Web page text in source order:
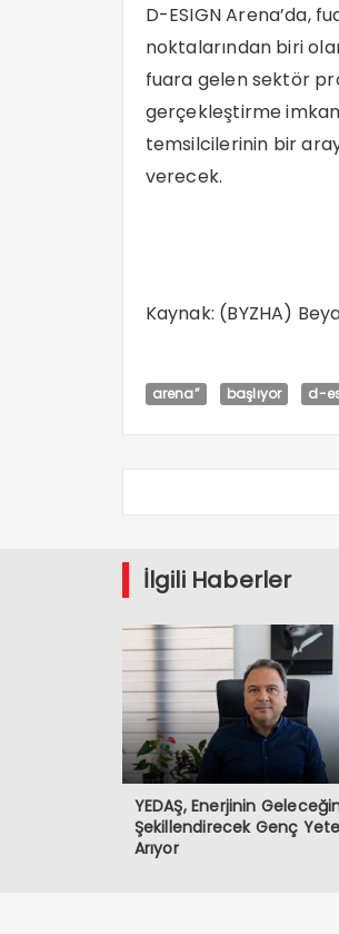
D-ESIGN Arena’da,
noktalarından biri
fuara gelen sektör
gerçekleştirme
temsilcilerinin bir
verecek.
Kaynak: (BYZHA)
arena” başlıyor d-
İlgili Haberler
YEDAŞ, Enerjinin
Şekillendirecek Genç
Arıyor